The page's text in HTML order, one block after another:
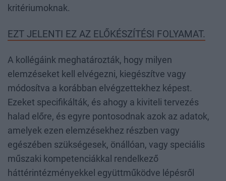
kritériumoknak.
EZT JELENTI EZ AZ ELŐKÉSZÍTÉSI FOLYAMAT.
A kollégáink meghatározták, hogy milyen
elemzéseket kell elvégezni, kiegészítve vagy
módosítva a korábban elvégzettekhez képest.
Ezeket specifikálták, és ahogy a kiviteli tervezés
halad előre, és egyre pontosodnak azok az adatok,
amelyek ezen elemzésekhez részben vagy
egészében szükségesek, önállóan, vagy speciális
műszaki kompetenciákkal rendelkező
háttérintézményekkel együttműködve lépésről